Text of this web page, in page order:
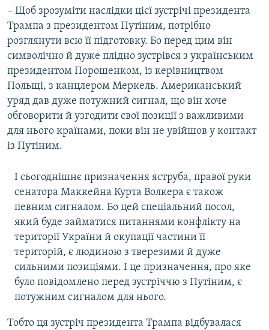
– Щоб зрозуміти наслідки цієї зустрічі президента
Трампа з президентом Путіним, потрібно
розглянути всю її підготовку. Бо перед цим він
символічно й дуже плідно зустрівся з українським
президентом Порошенком, із керівництвом
Польщі, з канцлером Меркель. Американський
уряд дав дуже потужний сигнал, що він хоче
обговорити й узгодити свої позиції з важливими
для нього країнами, поки він не увійшов у контакт
із Путіним.
І сьогоднішнє призначення яструба, правої руки
сенатора Маккейна Курта Волкера є також
певним сигналом. Бо цей спеціальний посол,
який буде займатися питаннями конфлікту на
території України й окупації частини її
територій, є людиною з тверезими й дуже
сильними позиціями. І це призначення, про яке
було повідомлено перед зустріччю з Путіним, є
потужним сигналом для нього.
Тобто ця зустріч президента Трампа відбувалася